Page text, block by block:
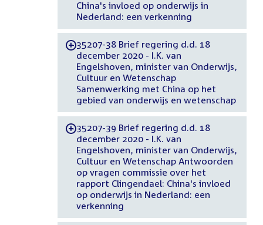
China's invloed op onderwijs in
Nederland: een verkenning
-35207-38 Brief regering d.d. 18
december 2020 - I.K. van
Engelshoven, minister van Onderwijs,
Cultuur en Wetenschap
Samenwerking met China op het
gebied van onderwijs en wetenschap
-35207-39 Brief regering d.d. 18
december 2020 - I.K. van
Engelshoven, minister van Onderwijs,
Cultuur en Wetenschap Antwoorden
op vragen commissie over het
rapport Clingendael: China's invloed
op onderwijs in Nederland: een
verkenning